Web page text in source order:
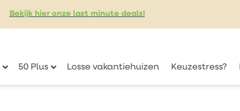
Bekijk hier onze last minute deals!
50 Plus Losse vakantiehuizen Keuzestress?